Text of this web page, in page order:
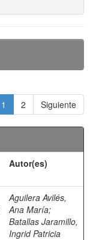
1 2 Siguiente
Autor(es)
Aguilera Avilés,
Ana María;
Batallas Jaramillo,
Ingrid Patricia